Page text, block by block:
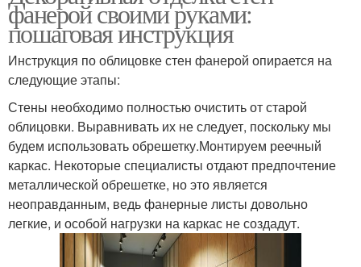
фанерой своими руками:
пошаговая инструкция
Инструкция по облицовке стен фанерой опирается на
следующие этапы:
Стены необходимо полностью очистить от старой
облицовки. Выравнивать их не следует, поскольку мы
будем использовать обрешетку.Монтируем реечный
каркас. Некоторые специалисты отдают предпочтение
металлической обрешетке, но это является
неоправданным, ведь фанерные листы довольно
легкие, и особой нагрузки на каркас не создадут.